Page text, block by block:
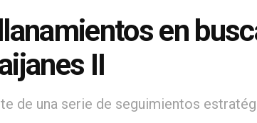
en
II
de una serie de seguimientos